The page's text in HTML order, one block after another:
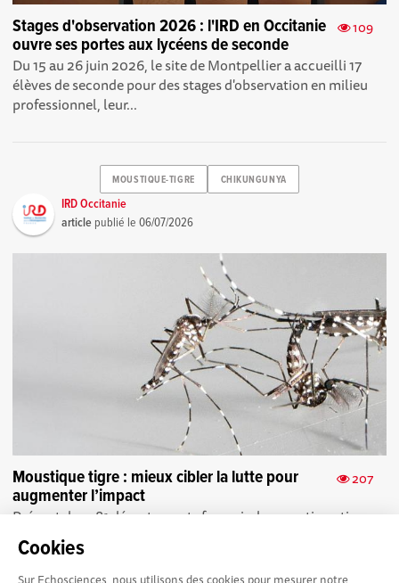
Cookies
Sur Echosciences, nous utilisons des cookies pour mesurer notre
109
Stages d'observation 2026 : l'IRD en Occitanie
ouvre ses portes aux lycéens de seconde
Du 15 au 26 juin 2026, le site de Montpellier a accueilli 17
élèves de seconde pour des stages d'observation en milieu
professionnel, leur...
MOUSTIQUE-TIGRE CHIKUNGUNYA
IRD Occitanie
article publié le06/07/2026
207
Moustique tigre : mieux cibler la lutte pour
augmenter l’impact
Présent dans 81 départements français, le moustique tigre
progresse. Une étude IRD décrypte ses habitudes pour
mieux cibler sa lutte ...